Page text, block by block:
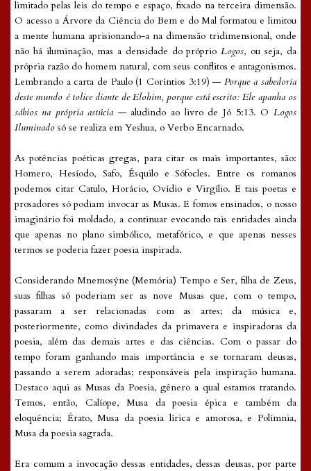
limitado pelas leis do tempo e espaço, fixado na terceira dimensão.
O acesso a Árvore da Ciência do Bem e do Mal formatou e limitou
a mente humana aprisionando-a na dimensão tridimensional, onde
não há iluminação, mas a densidade do próprio Logos, ou seja, da
própria razão do homem natural, com seus conflitos e antagonismos.
Lembrando a carta de Paulo (1 Coríntios 3:19) — Porque a sabedoria
deste mundo é tolice diante de Elohim, porque está escrito: Ele apanha os
sábios na própria astúcia — aludindo ao livro de Jó 5:13. O Logos
Iluminado só se realiza em Yeshua, o Verbo Encarnado.
As potências poéticas gregas, para citar os mais importantes, são:
Homero, Hesíodo, Safo, Ésquilo e Sófocles. Entre os romanos
podemos citar Catulo, Horácio, Ovídio e Virgílio. E tais poetas e
prosadores só podiam invocar as Musas. E fomos ensinados, o nosso
imaginário foi moldado, a continuar evocando tais entidades ainda
que apenas no plano simbólico, metafórico, e que apenas nesses
termos se poderia fazer poesia inspirada.
Considerando Mnemosýne (Memória) Tempo e Ser, filha de Zeus,
suas filhas só poderiam ser as nove Musas que, com o tempo,
passaram a ser relacionadas com as artes; da música e,
posteriormente, como divindades da primavera e inspiradoras da
poesia, além das demais artes e das ciências. Com o passar do
tempo foram ganhando mais importância e se tornaram deusas,
passando a serem adoradas; responsáveis pela inspiração humana.
Destaco aqui as Musas da Poesia, gênero a qual estamos tratando.
Temos, então, Calíope, Musa da poesia épica e também da
eloquência; Érato, Musa da poesia lírica e amorosa, e Polímnia,
Musa da poesia sagrada.
Era comum a invocação dessas entidades, dessas deusas, por parte